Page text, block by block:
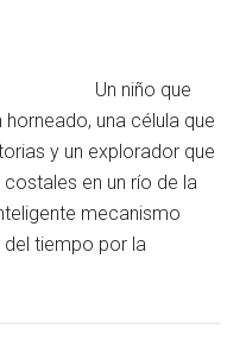
Un niño que
una célula que
y un explorador que
en un río de la
mecanismo
tiempo por la